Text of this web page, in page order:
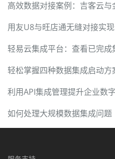
高效数据对接案例：吉客云
用友U8与旺店通无缝对接实
轻易云集成平台：查看已完成
轻松掌握四种数据集成启动
利用API集成管理提升企业数
如何处理大规模数据集成问题